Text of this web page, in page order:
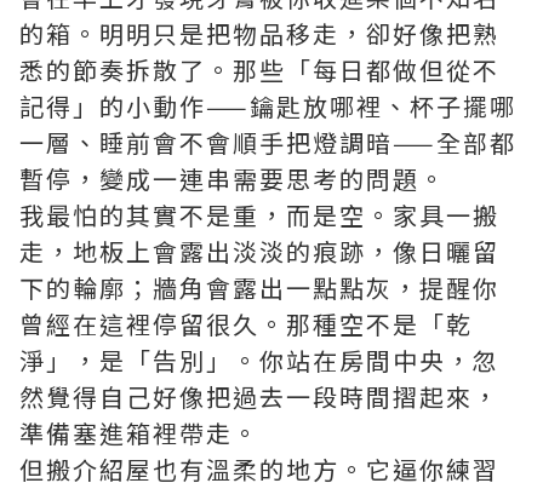
的箱。明明只是把物品移走，卻好像把熟
悉的節奏拆散了。那些「每日都做但從不
記得」的小動作——鑰匙放哪裡、杯子擺哪
一層、睡前會不會順手把燈調暗——全部都
暫停，變成一連串需要思考的問題。
我最怕的其實不是重，而是空。家具一搬
走，地板上會露出淡淡的痕跡，像日曬留
下的輪廓；牆角會露出一點點灰，提醒你
曾經在這裡停留很久。那種空不是「乾
淨」，是「告別」。你站在房間中央，忽
然覺得自己好像把過去一段時間摺起來，
準備塞進箱裡帶走。
但搬介紹屋也有溫柔的地方。它逼你練習